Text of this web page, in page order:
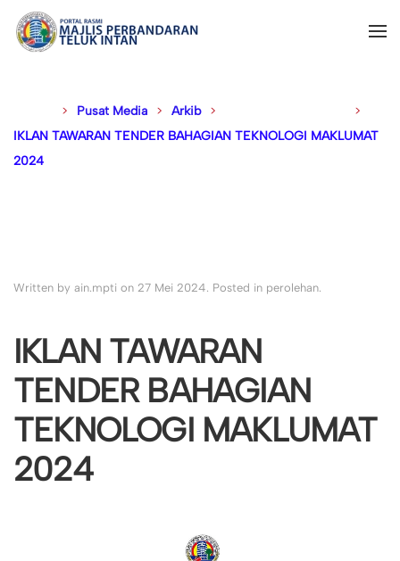
Pusat Media Arkib
IKLAN TAWARAN TENDER BAHAGIAN TEKNOLOGI MAKLUMAT
2024
Written by ain.mpti on 27 Mei 2024. Posted in perolehan.
IKLAN TAWARAN
TENDER BAHAGIAN
TEKNOLOGI MAKLUMAT
2024